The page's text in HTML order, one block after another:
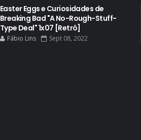
Easter Eggs e Curiosidades de
Breaking Bad "A No-Rough-Stuff-
Type Deal" 1x07 [Retrô]
Fábio Lins Sept 08, 2022